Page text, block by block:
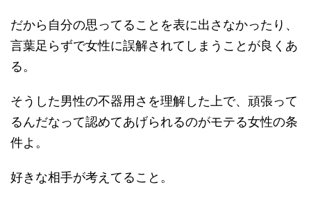
だから自分の思ってることを表に出さなかったり、
言葉足らずで女性に誤解されてしまうことが良くあ
る。
そうした男性の不器用さを理解した上で、頑張って
るんだなって認めてあげられるのがモテる女性の条
件よ。
好きな相手が考えてること。